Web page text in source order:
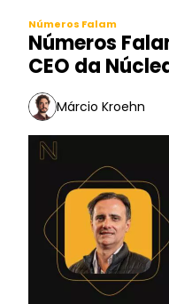
Números Falam
Números
CEO da
Márcio Kroehn